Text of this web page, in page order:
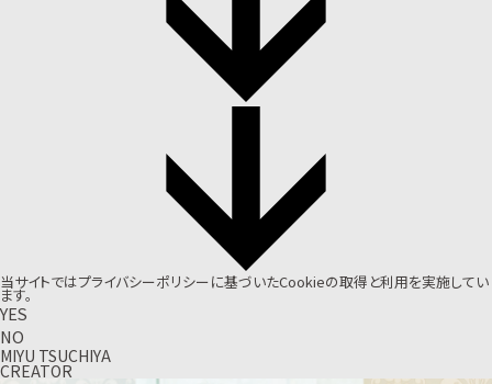
当サイトではプライバシーポリシーに基づいたCookieの取得と利用を実施してい
ます。
YES
NO
MIYU TSUCHIYA
CREATOR